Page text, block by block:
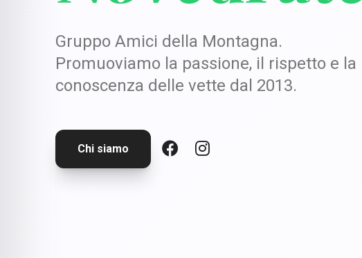
Gruppo Amici della Montagna.
Promuoviamo la passione, il rispetto e la
conoscenza delle vette dal 2013.
Chi siamo